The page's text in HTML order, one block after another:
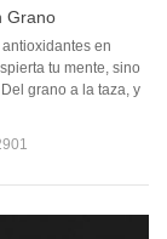
Grano
en
tu mente, sino
grano a la taza, y